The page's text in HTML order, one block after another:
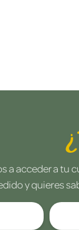
a acceder a tu
y quieres